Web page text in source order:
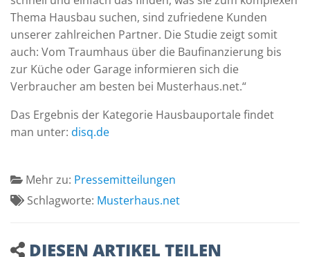
Thema Hausbau suchen, sind zufriedene Kunden
unserer zahlreichen Partner. Die Studie zeigt somit
auch: Vom Traumhaus über die Baufinanzierung bis
zur Küche oder Garage informieren sich die
Verbraucher am besten bei Musterhaus.net.“
Das Ergebnis der Kategorie Hausbauportale findet
man unter: disq.de
Mehr zu: Pressemitteilungen
Schlagworte: Musterhaus.net
DIESEN ARTIKEL TEILEN